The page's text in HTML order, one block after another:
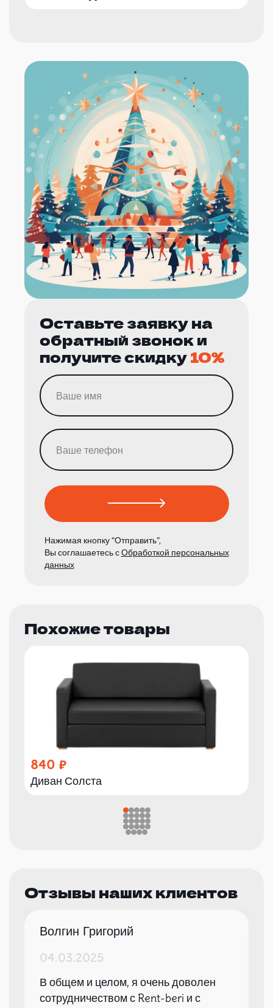
Оставьте заявку на
обратный звонок и
получите скидку10%
Нажимая кнопку “Отправить”,
Вы соглашаетесь сОбработкой персональных
данных
Похожие товары
840
Диван Солста
Отзывы наших клиентов
Волгин Григорий
04.03.2025
В общем и целом, я очень доволен
сотрудничеством с Rent-beri и с